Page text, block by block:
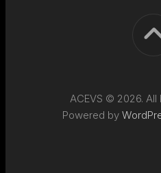
ACEVS © 2026. All
Powered by